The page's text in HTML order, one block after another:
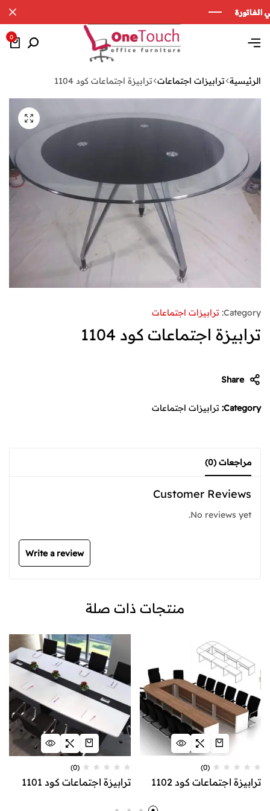
0
الرئيسية ترابيزات اجتماعات ترابيزة اجتماعات كود 1104
Category: ترابيزات اجتماعات
ترابيزة اجتماعات كود 1104
Share
Category: ترابيزات اجتماعات
مراجعات (0)
Customer Reviews
No reviews yet.
Write a review
منتجات ذات صلة
(0)
ترابيزة اجتماعات كود 1102
(0)
ترابيزة اجتماعات كود 1101